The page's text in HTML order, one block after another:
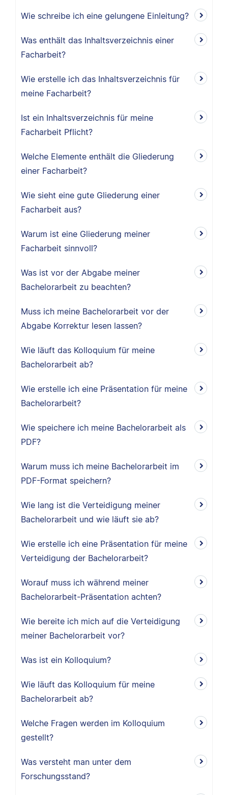
Wie schreibe ich eine gelungene Einleitung?
Was enthält das Inhaltsverzeichnis einer
Facharbeit?
Wie erstelle ich das Inhaltsverzeichnis für
meine Facharbeit?
Ist ein Inhaltsverzeichnis für meine
Facharbeit Pflicht?
Welche Elemente enthält die Gliederung
einer Facharbeit?
Wie sieht eine gute Gliederung einer
Facharbeit aus?
Warum ist eine Gliederung meiner
Facharbeit sinnvoll?
Was ist vor der Abgabe meiner
Bachelorarbeit zu beachten?
Muss ich meine Bachelorarbeit vor der
Abgabe Korrektur lesen lassen?
Wie läuft das Kolloquium für meine
Bachelorarbeit ab?
Wie erstelle ich eine Präsentation für meine
Bachelorarbeit?
Wie speichere ich meine Bachelorarbeit als
PDF?
Warum muss ich meine Bachelorarbeit im
PDF-Format speichern?
Wie lang ist die Verteidigung meiner
Bachelorarbeit und wie läuft sie ab?
Wie erstelle ich eine Präsentation für meine
Verteidigung der Bachelorarbeit?
Worauf muss ich während meiner
Bachelorarbeit-Präsentation achten?
Wie bereite ich mich auf die Verteidigung
meiner Bachelorarbeit vor?
Was ist ein Kolloquium?
Wie läuft das Kolloquium für meine
Bachelorarbeit ab?
Welche Fragen werden im Kolloquium
gestellt?
Was versteht man unter dem
Forschungsstand?